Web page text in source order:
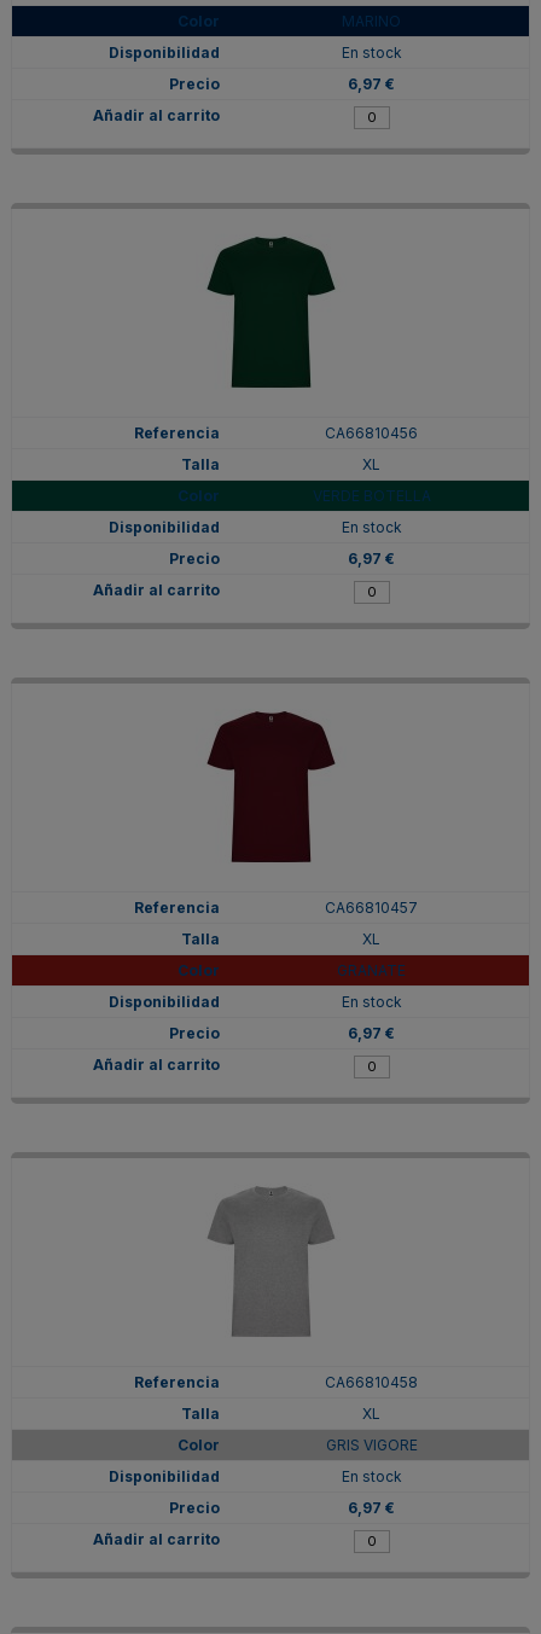
MARINO
En stock
6,97 €
CA66810456
XL
VERDE BOTELLA
En stock
6,97 €
CA66810457
XL
GRANATE
En stock
6,97 €
CA66810458
XL
GRIS VIGORE
En stock
6,97 €